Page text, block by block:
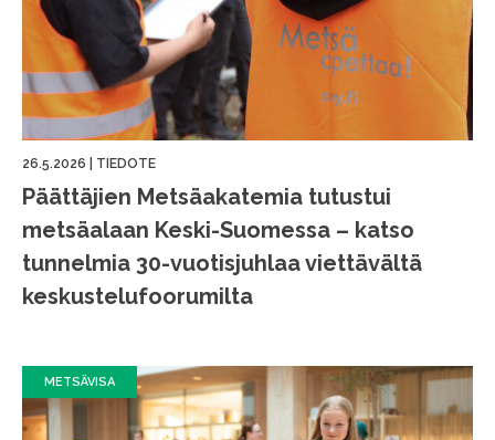
26.5.2026 TIEDOTE
Päättäjien Metsäakatemia tutustui
metsäalaan Keski-Suomessa – katso
tunnelmia 30-vuotisjuhlaa viettävältä
keskustelufoorumilta
METSÄVISA